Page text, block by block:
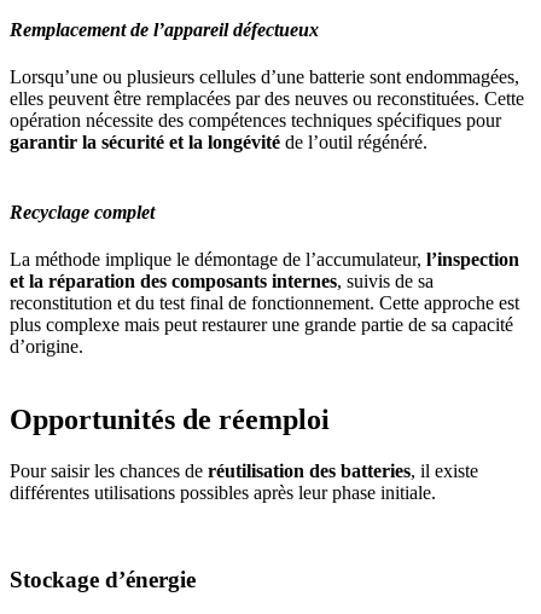
Remplacement de l’appareil défectueux
Lorsqu’une ou plusieurs cellules d’une batterie sont endommagées,
elles peuvent être remplacées par des neuves ou reconstituées. Cette
opération nécessite des compétences techniques spécifiques pour
garantir la sécurité et la longévité de l’outil régénéré.
Recyclage complet
La méthode implique le démontage de l’accumulateur, l’inspection
et la réparation des composants internes, suivis de sa
reconstitution et du test final de fonctionnement. Cette approche est
plus complexe mais peut restaurer une grande partie de sa capacité
d’origine.
Opportunités de réemploi
Pour saisir les chances de réutilisation des batteries, il existe
différentes utilisations possibles après leur phase initiale.
Stockage d’énergie